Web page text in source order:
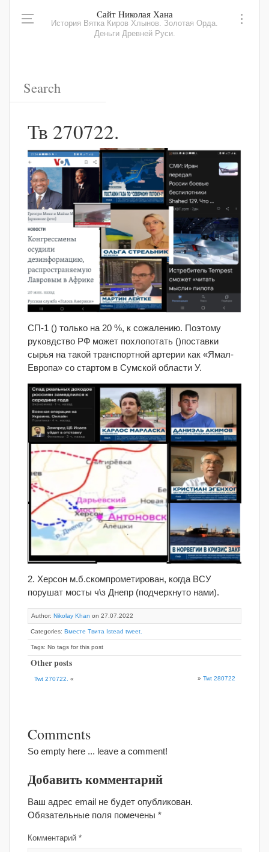
Сайт Николая Хана
История Вятка Киров Хлынов. Золотая Орда.
Деньги Древней Руси.
Тв 270722.
СП-1 () только на 20 %, к сожалению. Поэтому
руковдство РФ может похлопотать ()поставки
сырья на такой транспортной артерии как «Ямал-
Европа» со стартом в Сумской области У.
2. Херсон м.б.скомпрометирован, когда ВСУ
порушат мосты ч\з Днепр (подчеркнуто нами).
Author: Nikolay Khan on 27.07.2022
Categories: Вместе Твита Istead tweet.
Tags: No tags for this post
Other posts
Twt 270722. « » Twt 280722
Comments
So empty here ... leave a comment!
Добавить комментарий
Ваш адрес email не будет опубликован.
Обязательные поля помечены *
Комментарий *